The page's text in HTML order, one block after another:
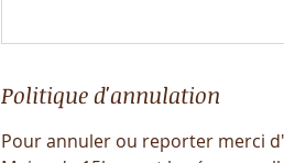
Politique d'annulation
Pour annuler ou reporter merci